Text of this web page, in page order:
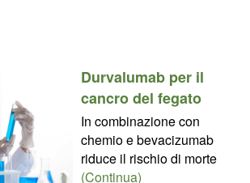
Durvalumab per il
cancro del fegato
In combinazione con
chemio e bevacizumab
riduce il rischio di morte
(Continua)